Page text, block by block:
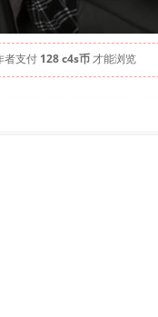
者支付 128 c4s币才能浏览